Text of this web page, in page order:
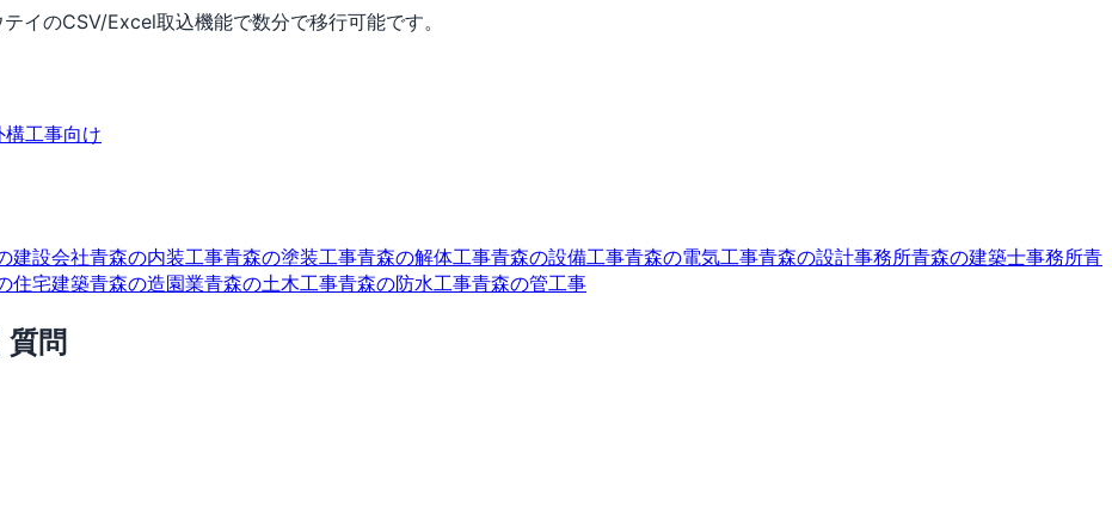
イのCSV/Excel取込機能で数分で移行可能です。
工事向け
建設会社青森の内装工事青森の塗装工事青森の解体工事青森の設備工事青森の電気工事青森の設計事務所青森の建築士事務所青
住宅建築青森の造園業青森の土木工事青森の防水工事青森の管工事
問